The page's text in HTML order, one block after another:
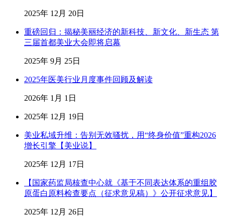
2025年 12月 20日
重磅回归：揭秘美丽经济的新科技、新文化、新生态 第
三届首都美业大会即将启幕
2025年 9月 25日
2025年医美行业月度事件回顾及解读
2026年 1月 1日
2025年 12月 19日
美业私域升维：告别无效骚扰，用“终身价值”重构2026
增长引擎【美业说】
2025年 12月 17日
【国家药监局核查中心就《基于不同表达体系的重组胶
原蛋白原料检查要点（征求意见稿）》公开征求意见】
2025年 12月 26日